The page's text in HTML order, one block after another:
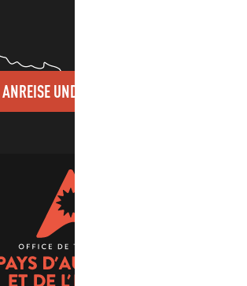
ANREISE UND KONTAKTE